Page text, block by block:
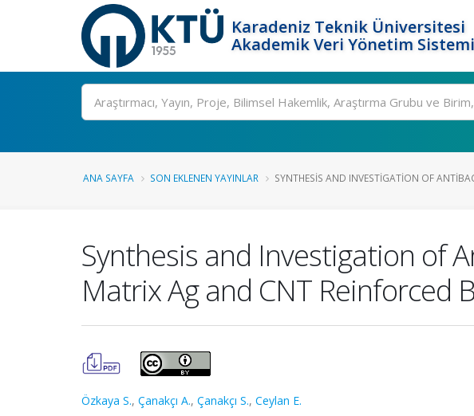
Karadeniz Teknik Üniversitesi
Akademik Veri Yönetim Sistemi
Ara
ANA SAYFA SON EKLENEN YAYINLAR SYNTHESIS AND INVESTIGATION OF
Synthesis and Investigation of
Matrix Ag and CNT Reinforced
Özkaya S., Çanakçı A., Çanakçı S., Ceylan E.